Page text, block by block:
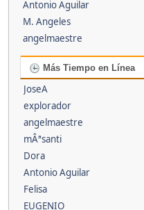
Antonio Aguilar
M. Angeles
angelmaestre
Más Tiempo en Línea
JoseA
explorador
angelmaestre
mÂªsanti
Dora
Antonio Aguilar
Felisa
EUGENIO